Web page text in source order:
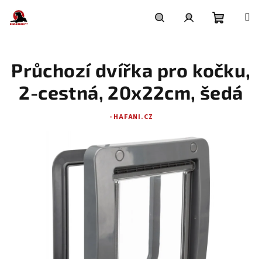
obsah
košík
Průchozí dvířka pro kočku,
2-cestná, 20x22cm, šedá
- HAFANI.CZ